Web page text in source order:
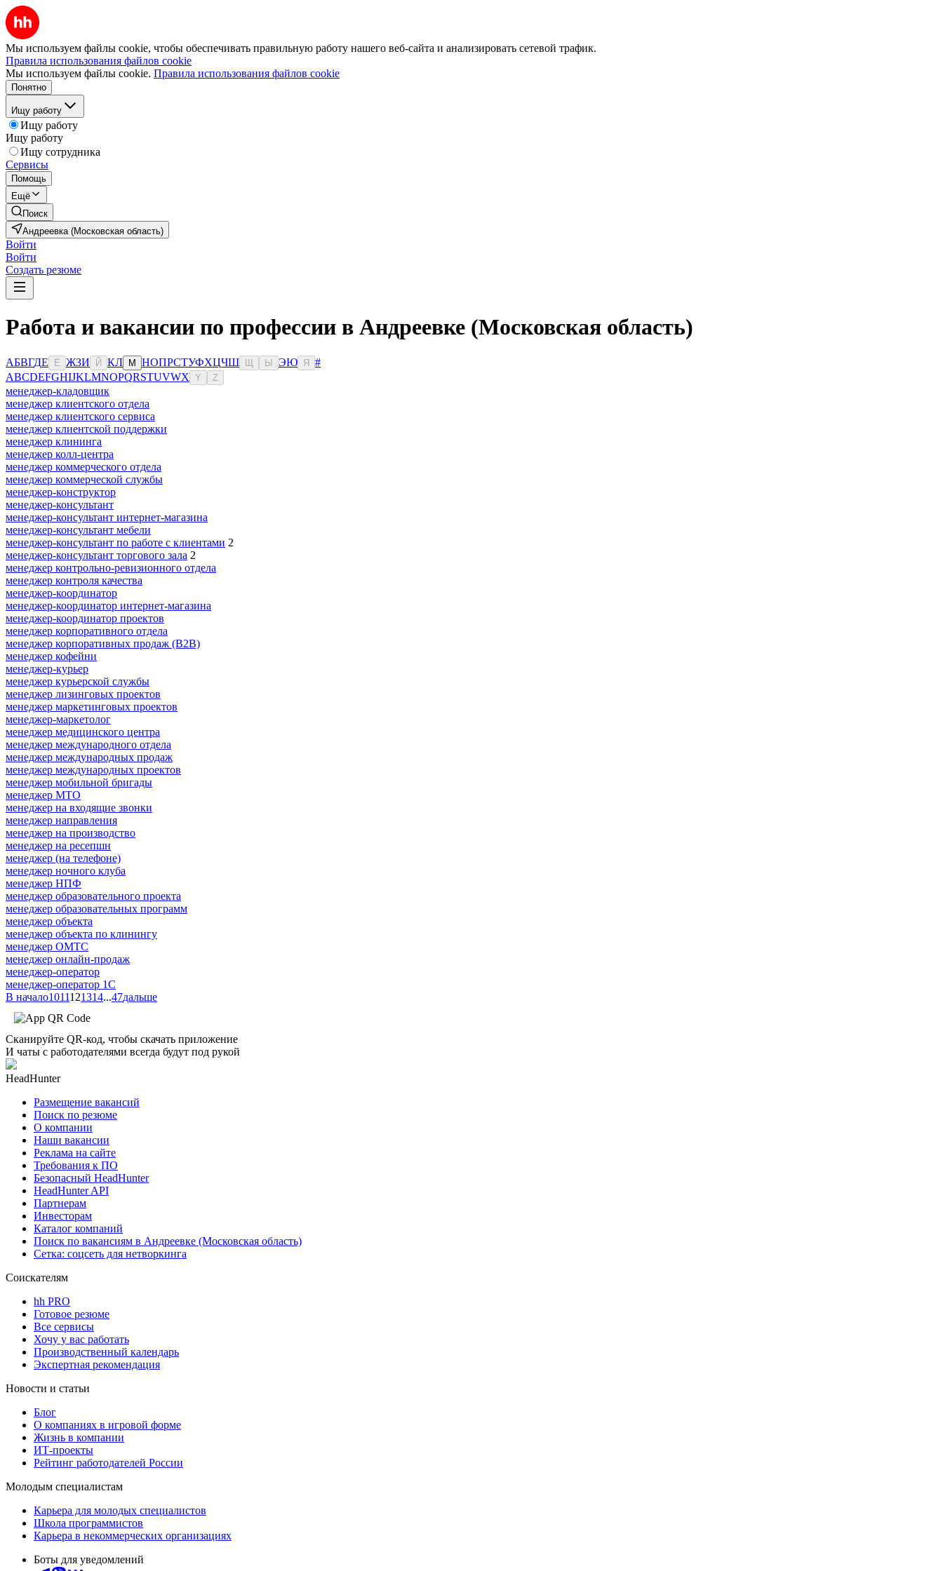
Мы используем файлы cookie, чтобы обеспечивать правильную работу нашего веб-сайта и анализировать сетевой трафик.
Правила использования файлов cookie
Мы используем файлы cookie. Правила использования файлов cookie
Понятно
Ищу работу
Ищу работу
Ищу работу
Ищу сотрудника
Сервисы
Помощь
Ещё
Поиск
Андреевка (Московская область)
Войти
Войти
Создать резюме
Работа и вакансии по профессии в Андреевке (Московская область)
АБВГДЕ Ё ЖЗИ Й КЛ М НОПРСТУФХЦЧШ Ы ЭЮ Я
#
ABCDEFGHIJKLMNOPQRSTUVWX Y Z
менеджер-кладовщик
менеджер клиентского отдела
менеджер клиентского сервиса
менеджер клиентской поддержки
менеджер клининга
менеджер колл-центра
менеджер коммерческого отдела
менеджер коммерческой службы
менеджер-конструктор
менеджер-консультант
менеджер-консультант интернет-магазина
менеджер-консультант мебели
менеджер-консультант по работе с клиентами 2
менеджер-консультант торгового зала 2
менеджер контрольно-ревизионного отдела
менеджер контроля качества
менеджер-координатор
менеджер-координатор интернет-магазина
менеджер-координатор проектов
менеджер корпоративного отдела
менеджер корпоративных продаж (B2B)
менеджер кофейни
менеджер-курьер
менеджер курьерской службы
менеджер лизинговых проектов
менеджер маркетинговых проектов
менеджер-маркетолог
менеджер медицинского центра
менеджер международного отдела
менеджер международных продаж
менеджер международных проектов
менеджер мобильной бригады
менеджер МТО
менеджер на входящие звонки
менеджер направления
менеджер на производство
менеджер на ресепшн
менеджер (на телефоне)
менеджер ночного клуба
менеджер НПФ
менеджер образовательного проекта
менеджер образовательных программ
менеджер объекта
менеджер объекта по клинингу
менеджер ОМТС
менеджер онлайн-продаж
менеджер-оператор
менеджер-оператор 1С
В начало1011121314...47дальше
Сканируйте QR-код, чтобы скачать приложение
И чаты с работодателями всегда будут под рукой
HeadHunter
Размещение вакансий
Поиск по резюме
О компании
Наши вакансии
Реклама на сайте
Требования к ПО
Безопасный HeadHunter
HeadHunter API
Партнерам
Инвесторам
Каталог компаний
Поиск по вакансиям в Андреевке (Московская область)
Сетка: соцсеть для нетворкинга
Соискателям
hh PRO
Готовое резюме
Все сервисы
Хочу у вас работать
Производственный календарь
Экспертная рекомендация
Новости и статьи
Блог
О компаниях в игровой форме
Жизнь в компании
ИТ-проекты
Рейтинг работодателей России
Молодым специалистам
Карьера для молодых специалистов
Школа программистов
Карьера в некоммерческих организациях
Боты для уведомлений